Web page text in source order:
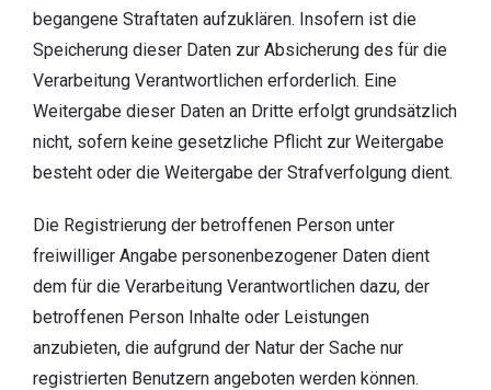
begangene Straftaten aufzuklären. Insofern ist die
Speicherung dieser Daten zur Absicherung des für die
Verarbeitung Verantwortlichen erforderlich. Eine
Weitergabe dieser Daten an Dritte erfolgt grundsätzlich
nicht, sofern keine gesetzliche Pflicht zur Weitergabe
besteht oder die Weitergabe der Strafverfolgung dient.
Die Registrierung der betroffenen Person unter
freiwilliger Angabe personenbezogener Daten dient
dem für die Verarbeitung Verantwortlichen dazu, der
betroffenen Person Inhalte oder Leistungen
anzubieten, die aufgrund der Natur der Sache nur
registrierten Benutzern angeboten werden können.